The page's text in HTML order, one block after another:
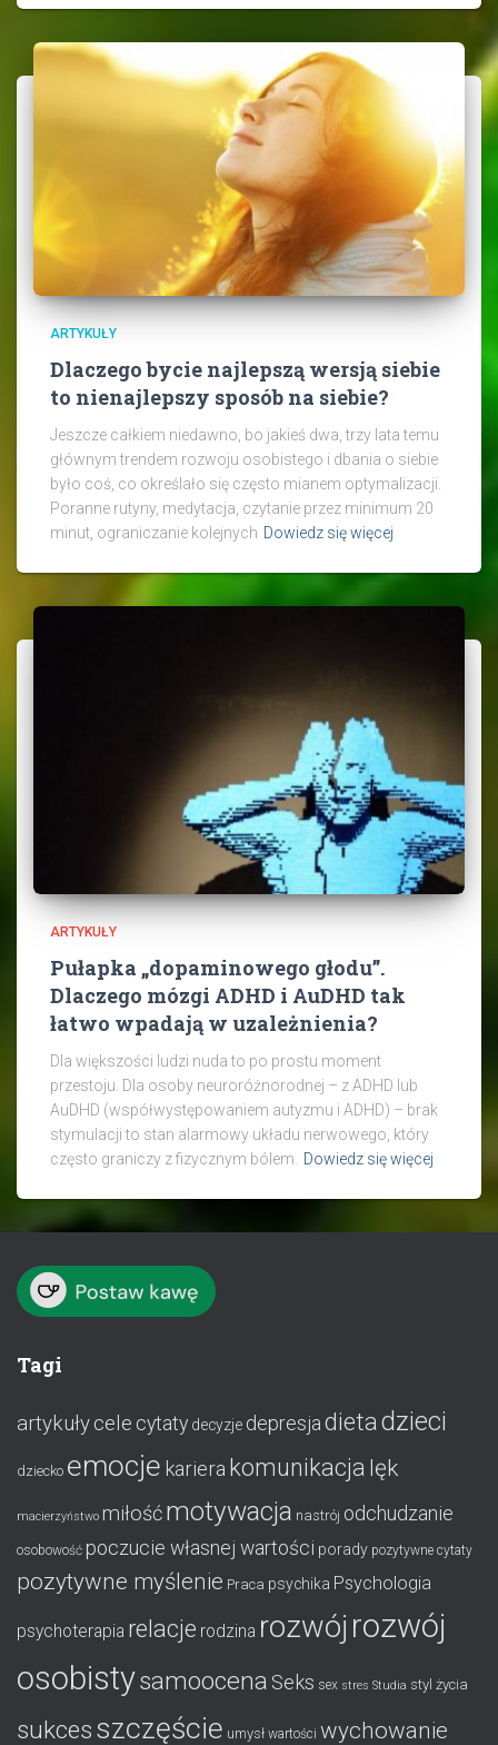
ARTYKUŁY
Dlaczego bycie najlepszą wersją siebie
to nienajlepszy sposób na siebie?
Jeszcze całkiem niedawno, bo jakieś dwa, trzy lata temu
głównym trendem rozwoju osobistego i dbania o siebie
było coś, co określało się często mianem optymalizacji.
Poranne rutyny, medytacja, czytanie przez minimum 20
minut, ograniczanie kolejnych Dowiedz się więcej
ARTYKUŁY
Pułapka „dopaminowego głodu”.
Dlaczego mózgi ADHD i AuDHD tak
łatwo wpadają w uzależnienia?
Dla większości ludzi nuda to po prostu moment
przestoju. Dla osoby neuroróżnorodnej – z ADHD lub
AuDHD (współwystępowaniem autyzmu i ADHD) – brak
stymulacji to stan alarmowy układu nerwowego, który
często graniczy z fizycznym bólem.
Dowiedz się więcej
Tagi
artykułycele cytaty decyzje depresja dietadzieci
dziecko emocje kariera komunikacja lęk
macierzyństwo miłośćmotywacja nastrój odchudzanie
osobowość poczucie własnej wartości porady pozytywne cytaty
pozytywne myślenie Praca psychika Psychologia
psychoterapia relacje rodzina rozwój rozwój
osobistysamoocena Seks sex stres Studia styl życia
sukcesszczęście umysł wartości wychowanie